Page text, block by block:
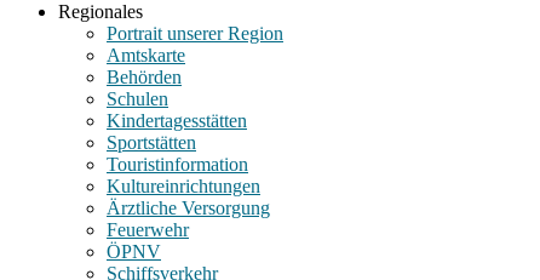
Regionales
Portrait unserer Region
Amtskarte
Behörden
Schulen
Kindertagesstätten
Sportstätten
Touristinformation
Kultureinrichtungen
Ärztliche Versorgung
Feuerwehr
ÖPNV
Schiffsverkehr